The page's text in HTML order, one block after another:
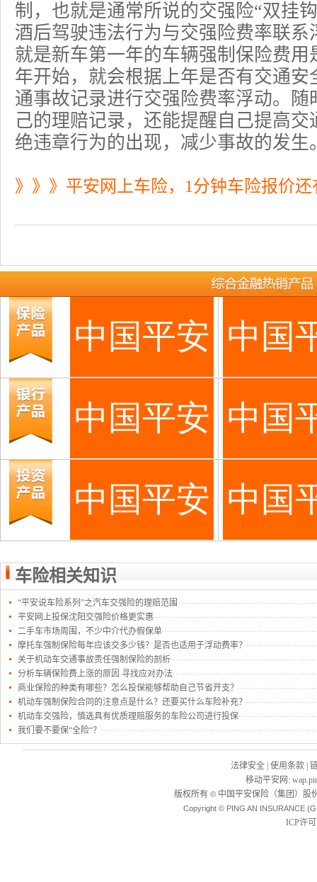
制，也就是通常所说的交强险“双挂
酒后驾驶违法行为与交强险费率联
就是新车第一年的车辆强制保险费用
年开始，就会根据上年是否有交通
通事故记录进行交强险费率浮动。
己的理赔记录，还能提醒自己提高
绝违章行为的出现，减少事故的发生
》》》平安网上车险，1分钟车险报价
车险相关知识
“平安说车险系列”之汽车交强险的理赔范围
平安网上投保沈阳交强险价格更实惠
二手车市场周围，不少中介代办假保单
摩托车强制保险每年应该交多少钱？是否也适用于浮动费率？
关于机动车交通事故责任强制保险的剖析
分析车辆保险费上涨的原因 寻找应对办法
商业保险的种类有哪些？怎么投保能够帮助自己节省开支？
机动车强制保险合同的注意点是什么？还要买什么车险补充？
机动车交强险，慎选具有优质理赔服务的车险公司进行投保
我们要不要保“全险“？
法律安全 使用条款
移动平安网 :
版权所有 ©中国平安保险（集团）股
Copyright © PING AN INSURANCE
ICP许